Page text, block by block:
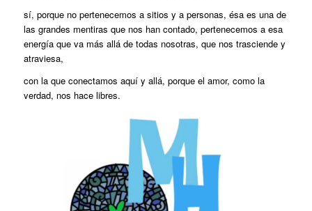
sí, porque no pertenecemos a sitios y a personas, ésa es una de
las grandes mentiras que nos han contado, pertenecemos a esa
energía que va más allá de todas nosotras, que nos trasciende y
atraviesa,
con la que conectamos aquí y allá, porque el amor, como la
verdad, nos hace libres.